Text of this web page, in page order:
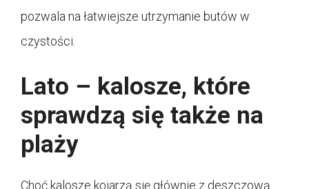
pozwala na łatwiejsze utrzymanie butów w
czystości.
Lato – kalosze, które
sprawdzą się także na
plaży
Choć kalosze kojarzą się głównie z deszczową